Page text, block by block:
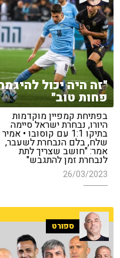
"זה היה יכול
פחות טוב"
בפתיחת קמפיין מוקדמות
היורו, נבחרת ישראל סיימה
בתיקו 1:1 עם קוסובו • אמיר
שלח, בלם הנבחרת לשעבר,
אמר: "חושב שצריך לתת
לנבחרת זמן להתגבש"
26/03/2023
ספורט